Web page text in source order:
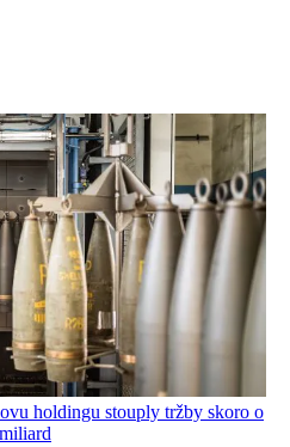
holdingu stouply tržby skoro o